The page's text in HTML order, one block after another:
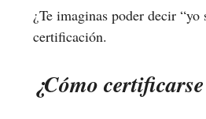
¿Te imaginas poder decir
certificación.
¿Cómo